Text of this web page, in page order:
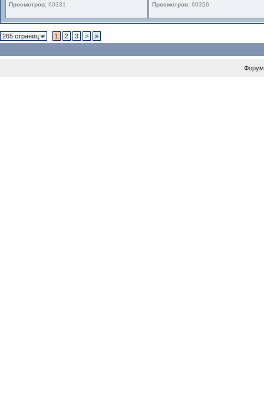
Просмотров: 60331
Просмотров: 60356
265 страниц 1 2 3 > »
Форум